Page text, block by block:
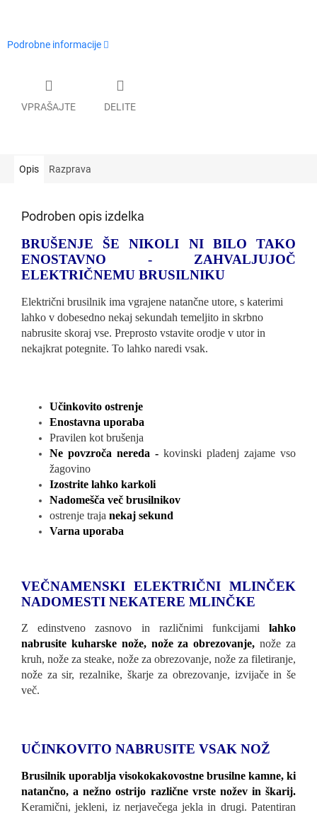
Podrobne informacije
VPRAŠAJTE DELITE
Opis Razprava
Podroben opis izdelka
BRUŠENJE ŠE NIKOLI NI BILO TAKO
ENOSTAVNO - ZAHVALJUJOČ
ELEKTRIČNEMU BRUSILNIKU
Električni brusilnik ima vgrajene natančne utore, s katerimi
lahko v dobesedno nekaj sekundah temeljito in skrbno
nabrusite skoraj vse. Preprosto vstavite orodje v utor in
nekajkrat potegnite. To lahko naredi vsak.
Učinkovito ostrenje
Enostavna uporaba
Pravilen kot brušenja
Ne povzroča nereda - kovinski pladenj zajame vso
žagovino
Izostrite lahko karkoli
Nadomešča več brusilnikov
ostrenje traja nekaj sekund
Varna uporaba
VEČNAMENSKI ELEKTRIČNI MLINČEK
NADOMESTI NEKATERE MLINČKE
Z edinstveno zasnovo in različnimi funkcijami lahko
nabrusite kuharske nože, nože za obrezovanje, nože za
kruh, nože za steake, nože za obrezovanje, nože za filetiranje,
nože za sir, rezalnike, škarje za obrezovanje, izvijače in še
več.
UČINKOVITO NABRUSITE VSAK NOŽ
Brusilnik uporablja visokokakovostne brusilne kamne, ki
natančno, a nežno ostrijo različne vrste nožev in škarij.
Keramični, jekleni, iz nerjavečega jekla in drugi. Patentiran